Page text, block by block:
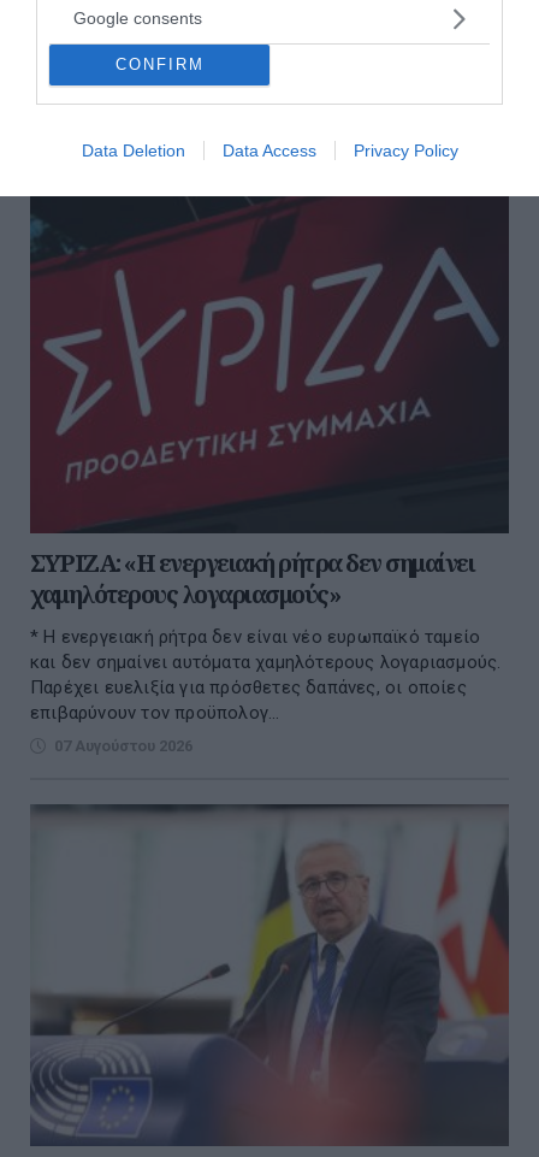
Google consents
CONFIRM
Data Deletion Data Access Privacy Policy
Ο υφυπουργός Αγροτικής Ανάπτυξης Γιάννης Ανδριανός
ανακοίνωσε ότι τα κλιμάκια του ΕΛΓΑ έχουν ήδη
ξεκινήσει τις καταγραφές στις πυρόπληκτες περιοχές,
ενώ όσοι υποβάλουν αίτηση ΟΣΔΕ ...
ΣΥΡΙΖΑ: «Η ενεργειακή ρήτρα δεν σημαίνει
χαμηλότερους λογαριασμούς»
* Η ενεργειακή ρήτρα δεν είναι νέο ευρωπαϊκό ταμείο
και δεν σημαίνει αυτόματα χαμηλότερους λογαριασμούς.
Παρέχει ευελιξία για πρόσθετες δαπάνες, οι οποίες
επιβαρύνουν τον προϋπολογ...
07 Αυγούστου 2026